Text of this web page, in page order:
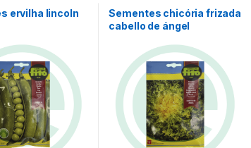
ervilha lincoln
Sementes chicória frizada
cabello de ángel